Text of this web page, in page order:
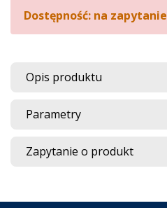
Dostępność: na zapytanie
Opis produktu
Parametry
Zapytanie o produkt